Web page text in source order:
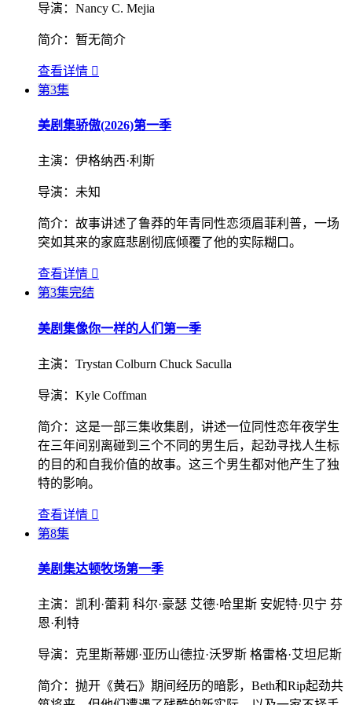
导演： Nancy C. Mejia
简介： 暂无简介
查看详情 
第3集
美剧集骄傲(2026)第一季
主演： 伊格纳西·利斯
导演： 未知
简介： 故事讲述了鲁莽的年青同性恋须眉菲利普，一场
突如其来的家庭悲剧彻底倾覆了他的实际糊口。
查看详情 
第3集完结
美剧集像你一样的人们第一季
主演： Trystan Colburn Chuck Saculla
导演： Kyle Coffman
简介： 这是一部三集收集剧，讲述一位同性恋年夜学生
在三年间别离碰到三个不同的男生后，起劲寻找人生标
的目的和自我价值的故事。这三个男生都对他产生了独
特的影响。
查看详情 
第8集
美剧集达顿牧场第一季
主演： 凯利·蕾莉 科尔·豪瑟 艾德·哈里斯 安妮特·贝宁 芬
恩·利特
导演： 克里斯蒂娜·亚历山德拉·沃罗斯 格雷格·艾坦尼斯
简介： 抛开《黄石》期间经历的暗影，Beth和Rip起劲共